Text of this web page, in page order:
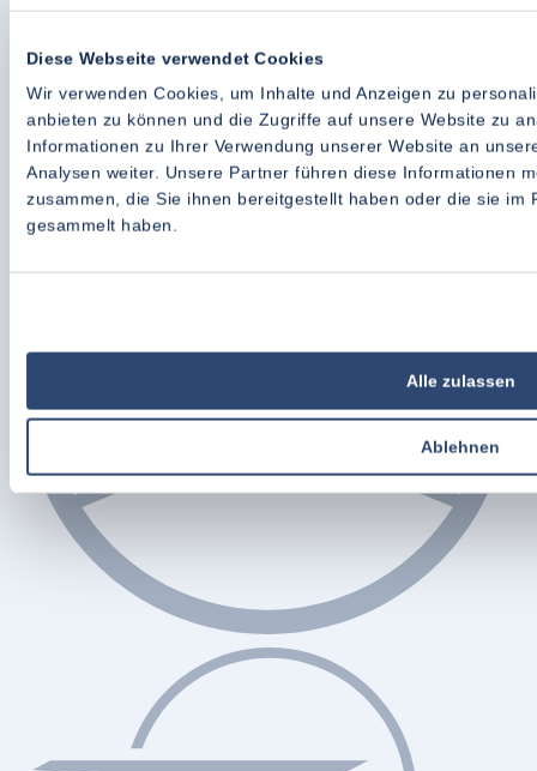
Diese Webseite verwendet Cookies
Wir verwenden Cookies, um Inhalte und Anzeigen zu
anbieten zu können und die Zugriffe auf unsere Website zu
Informationen zu Ihrer Verwendung unserer Website an
Analysen weiter. Unsere Partner führen diese Informationen
zusammen, die Sie ihnen bereitgestellt haben oder die sie im
gesammelt haben.
Alle zulassen
Ablehnen
Entdecken Sie die Lösung, die zu
Ihrem Fahrzeug passt
Alle Marken ansehen